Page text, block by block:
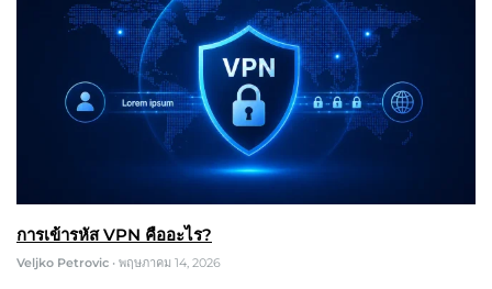
การเข้ารหัส VPN คืออะไร?
Veljko Petrovic • พฤษภาคม 14, 2026